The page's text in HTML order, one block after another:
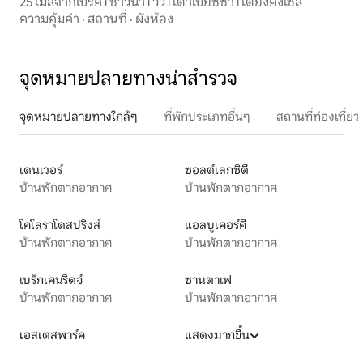
ความคุ้มค่า · สถานที่ · ผังห้อง
จุดหมายปลายทางน่าสำรวจ
จุดหมายปลายทางใกล้ๆ ที่พักประเภทอื่นๆ สถานที่ท่องเที่ย
เดนเวอร์
บ้านพักตากอากาศ
ซอลต์เลกซิตี
บ้านพักตากอากาศ
โคโลราโดสปริงส์
บ้านพักตากอากาศ
แอลบูเคอร์คี
บ้านพักตากอากาศ
เบร็กเคนริดจ์
บ้านพักตากอากาศ
ซานตาเฟ
บ้านพักตากอากาศ
เอสเตสพาร์ค
แสดงมากขึ้น